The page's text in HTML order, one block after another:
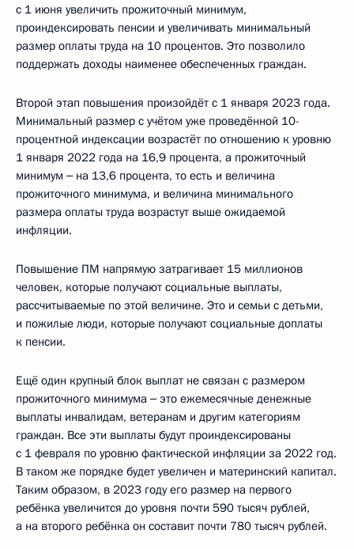
с 1 июня увеличить прожиточный минимум,
проиндексировать пенсии и увеличивать минимальный
размер оплаты труда на 10 процентов. Это позволило
поддержать доходы наименее обеспеченных граждан.
Второй этап повышения произойдёт с 1 января 2023 года.
Минимальный размер с учётом уже проведённой 10-
процентной индексации возрастёт по отношению к уровню
1 января 2022 года на 16,9 процента, а прожиточный
минимум ‒ на 13,6 процента, то есть и величина
прожиточного минимума, и величина минимального
размера оплаты труда возрастут выше ожидаемой
инфляции.
Повышение ПМ напрямую затрагивает 15 миллионов
человек, которые получают социальные выплаты,
рассчитываемые по этой величине. Это и семьи с детьми,
и пожилые люди, которые получают социальные доплаты
к пенсии.
Ещё один крупный блок выплат не связан с размером
прожиточного минимума ‒ это ежемесячные денежные
выплаты инвалидам, ветеранам и другим категориям
граждан. Все эти выплаты будут проиндексированы
с 1 февраля по уровню фактической инфляции за 2022 год.
В таком же порядке будет увеличен и материнский капитал.
Таким образом, в 2023 году его размер на первого
ребёнка увеличится до уровня почти 590 тысяч рублей,
а на второго ребёнка он составит почти 780 тысяч рублей.